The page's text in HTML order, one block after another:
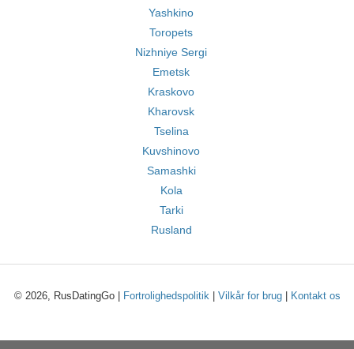
Yashkino
Toropets
Nizhniye Sergi
Emetsk
Kraskovo
Kharovsk
Tselina
Kuvshinovo
Samashki
Kola
Tarki
Rusland
© 2026, RusDatingGo | Fortrolighedspolitik| Vilkår for brug| Kontakt os